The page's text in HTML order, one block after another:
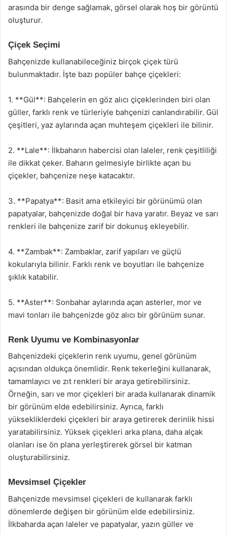
arasında bir denge sağlamak, görsel olarak hoş bir görüntü
oluşturur.
Çiçek Seçimi
Bahçenizde kullanabileceğiniz birçok çiçek türü
bulunmaktadır. İşte bazı popüler bahçe çiçekleri:
1. **Gül**: Bahçelerin en göz alıcı çiçeklerinden biri olan
güller, farklı renk ve türleriyle bahçenizi canlandırabilir. Gül
çeşitleri, yaz aylarında açan muhteşem çiçekleri ile bilinir.
2. **Lale**: İlkbaharın habercisi olan laleler, renk çeşitliliği
ile dikkat çeker. Baharın gelmesiyle birlikte açan bu
çiçekler, bahçenize neşe katacaktır.
3. **Papatya**: Basit ama etkileyici bir görünümü olan
papatyalar, bahçenizde doğal bir hava yaratır. Beyaz ve sarı
renkleri ile bahçenize zarif bir dokunuş ekleyebilir.
4. **Zambak**: Zambaklar, zarif yapıları ve güçlü
kokularıyla bilinir. Farklı renk ve boyutları ile bahçenize
şıklık katabilir.
5. **Aster**: Sonbahar aylarında açan asterler, mor ve
mavi tonları ile bahçenizde göz alıcı bir görünüm sunar.
Renk Uyumu ve Kombinasyonlar
Bahçenizdeki çiçeklerin renk uyumu, genel görünüm
açısından oldukça önemlidir. Renk tekerleğini kullanarak,
tamamlayıcı ve zıt renkleri bir araya getirebilirsiniz.
Örneğin, sarı ve mor çiçekleri bir arada kullanarak dinamik
bir görünüm elde edebilirsiniz. Ayrıca, farklı
yüksekliklerdeki çiçekleri bir araya getirerek derinlik hissi
yaratabilirsiniz. Yüksek çiçekleri arka plana, daha alçak
olanları ise ön plana yerleştirerek görsel bir katman
oluşturabilirsiniz.
Mevsimsel Çiçekler
Bahçenizde mevsimsel çiçekleri de kullanarak farklı
dönemlerde değişen bir görünüm elde edebilirsiniz.
İlkbaharda açan laleler ve papatyalar, yazın güller ve